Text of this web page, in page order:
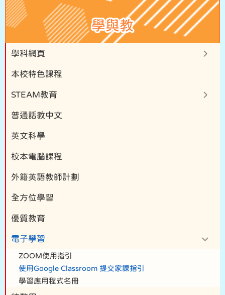
學與教
學科網頁
本校特色課程
STEAM教育
普通話教中文
英文科學
校本電腦課程
外籍英語教師計劃
全方位學習
優質教育
電子學習
ZOOM使用指引
使用Google Classroom 提交家課指引
學習應用程式名冊